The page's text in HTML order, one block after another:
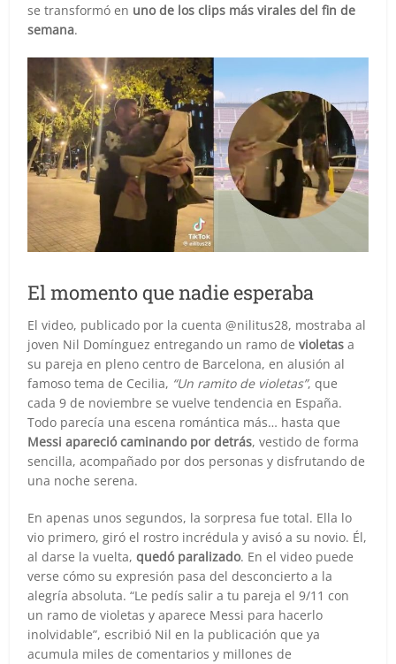
se transformó en uno de los clips más virales del fin de
semana.
El momento que nadie esperaba
El video, publicado por la cuenta @nilitus28, mostraba al
joven Nil Domínguez entregando un ramo devioletas a
su pareja en pleno centro de Barcelona, en alusión al
famoso tema de Cecilia, “Un ramito de violetas”, que
cada 9 de noviembre se vuelve tendencia en España.
Todo parecía una escena romántica más… hasta que
Messi apareció caminando por detrás, vestido de forma
sencilla, acompañado por dos personas y disfrutando de
una noche serena.
En apenas unos segundos, la sorpresa fue total. Ella lo
vio primero, giró el rostro incrédula y avisó a su novio. Él,
al darse la vuelta,quedó paralizado. En el video puede
verse cómo su expresión pasa del desconcierto a la
alegría absoluta. “Le pedís salir a tu pareja el 9/11 con
un ramo de violetas y aparece Messi para hacerlo
inolvidable”, escribió Nil en la publicación que ya
acumula miles de comentarios y millones de